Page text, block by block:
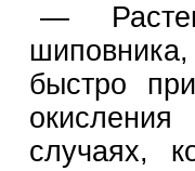
—
быстро
случаях,